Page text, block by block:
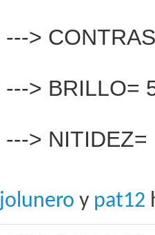
--->
---> BRILLO=
---> NITIDEZ=
jolunero y pat12